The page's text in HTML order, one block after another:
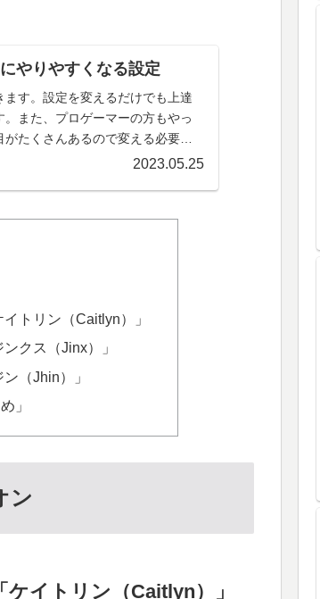
やりやすくなる設定
す。設定を変えるだけでも上達
また、プロゲーマーの方もやっ
たくさんあるので変える必要が
2023.05.25
トリン（Caitlyn）」
クス（Jinx）」
（Jhin）」
」
ン
イトリン（Caitlyn）」